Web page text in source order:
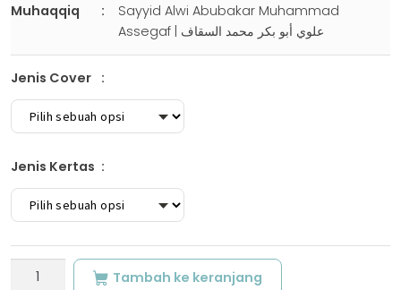
Muhaqqiq
Sayyid Alwi Abubakar Muhammad
Assegaf | علوي أبو بكر محمد السقاف
Jenis Cover
Jenis Kertas
Kuantitas
Tambah ke keranjang